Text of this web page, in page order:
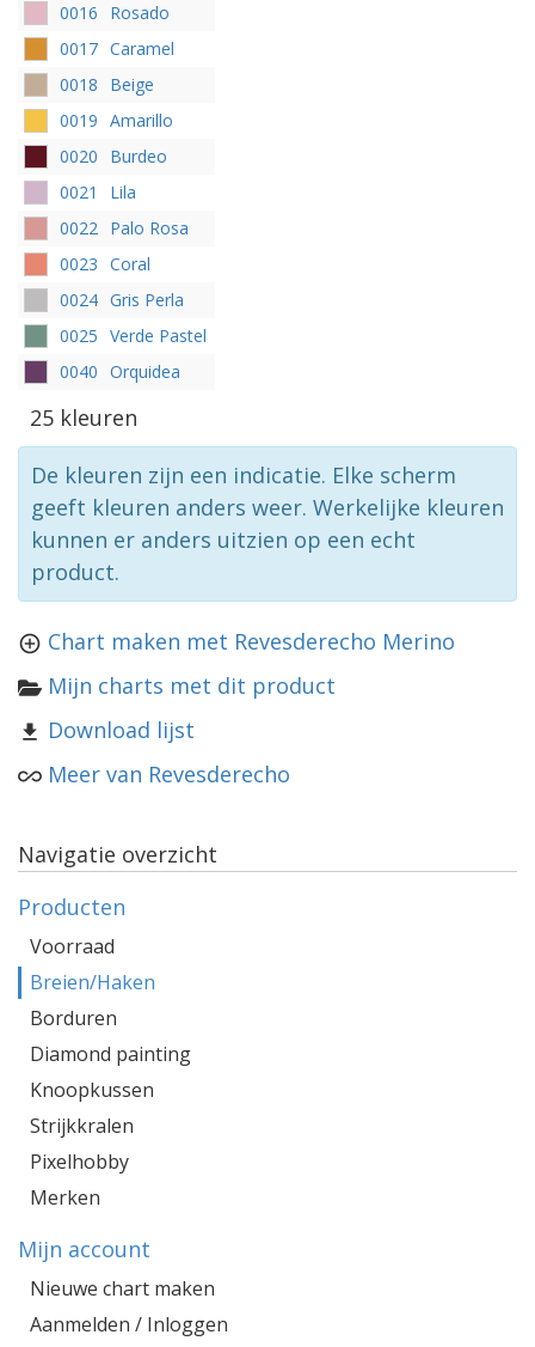
0016
Rosado
0017 Caramel
0018
Beige
0019 Amarillo
0020
Burdeo
0021
Lila
0022 Palo Rosa
0023 Coral
0024 Gris Perla
0025 Verde Pastel
0040 Orquidea
25 kleuren
De kleuren zijn een indicatie. Elke scherm
geeft kleuren anders weer. Werkelijke kleuren
kunnen er anders uitzien op een echt
product.
Chart maken met Revesderecho Merino
Mijn charts met dit product
Download lijst
Meer van Revesderecho
Navigatie overzicht
Producten
Voorraad
Breien/Haken
Borduren
Diamond painting
Knoopkussen
Strijkkralen
Pixelhobby
Merken
Mijn account
Nieuwe chart maken
Aanmelden / Inloggen